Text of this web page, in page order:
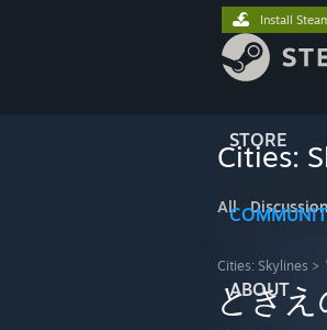
STORE
ABOUT
Install
Cities:
All
Cities: Skylines >
とき